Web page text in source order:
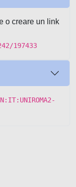
o creare un link
197433